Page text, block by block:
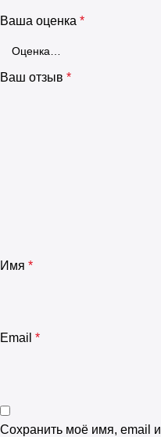
Ваша оценка *
Ваш отзыв *
Имя *
Email *
Сохранить моё имя, email